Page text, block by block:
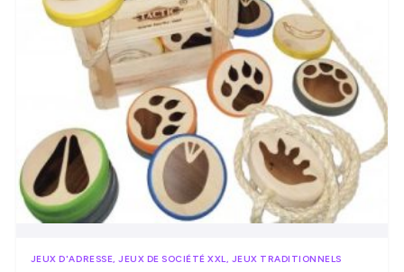
JEUX D'ADRESSE, JEUX DE SOCIÉTÉ XXL, JEUX TRADITIONNELS